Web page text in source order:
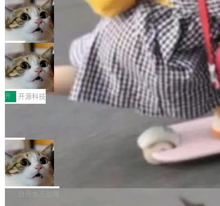
现实 过去两年，CIO们的焦虑清单上多了两项：
一是如何让大模型和智能体应用安全地从PoC走
向生产，二是如何让测试团队跟得上AI应用...
设置，如果用布尔值 + 可空字段来表示——bool
ean 表示是否可切换，nullable 的默认模式、浅
色方案、深色方案——会产生大量无意义的组
合。方案缺了、配置冲突了、全 null 了。要知道
哪些组合有效，作者说，你得靠"文档、校验、或
者部落知识"。 换个写法。Rust 的 enum，两个
变体：Switchable...
个"AI 知识库 + 聊天机器人"——每个大厂都在
做，没什么新鲜的。 但 Kenton Varda 在 Twitte
r 上把事情说清楚了： 今天我们发布了 Cloudfla
re OS，一个带连接器的聊天机器人，跟其他所
有科技公司做的一样。只不过，实际上它不一
样。这是 Sandstorm.io 的重制版，我十年前的
那个创业公司。不同的是，这次它构建在 Cloudf
lare Workers 上——我花了九年时间搭建的平台
——并且深度集成了 AI。这基本上是我十年秘密
Deno 团队开源 Celld，可自托管的分
布式 Durable Objects
Ryan Dahl 领导的 Deno 团队推出了最新开源项
目 Celld，一个能在自己机器上运行 Cloudflare
Workers 和 Durable Objects 的守护进程。 设
计思路很直接：每个对象是一个独立的 SQLite
数据库，按名称寻址，复制到你自己的 S3 兼容
存储库里。节点之间只通过这个存储库协调——
没有控制平面，没有共识协议。每个对象自带一
个小型数据库，应用天然按分片构建，单个数据
库的竞争和爆炸半径问题在设计层面就被消除
了。 闲置的 cell 会休眠到几乎不占资源。当 cel
l 迁移或唤醒时，新宿主从 S3 恢复 SQLite 数据
库继续执行。存储库是持久化的唯一真相...
局
鲁大师7月新机性能/流畅/AI榜：vivo夺
性能、流畅双第一，三星Galaxy Z系列
新折叠缺席
2026年7月的手机市场，由于存储等硬件成本暴
增，手机厂商的日子也不好过啊，新机速度明显
放缓，因此硝烟味淡了许多。新机参数规格除开
高价的三星折叠（三星Galaxy Z Fold8 Ultra / Z
Fold8 / Z Flip8）外，其余要么是中低端机器，
例如iQOO Z11i、REDMI Note 17、REDMI No
te 17 Pro、OPPO K15，要么是vivo X300 E这
样的次旗舰。 Galaxy Z Fold8 Ultra / Z Fold8 /
Z Flip8三款折叠屏新机均在7月22日发布，且全
部搭载骁龙8 Elite Gen5 for Galaxy，它们本该
开 开源科技
Zed 编辑器团队发布了新项目——DeltaDB，一
个在 git commit 之间记录每一次编辑操作的版
本控制系统。目前处于 Early Access 阶段。 De
ltaDB 的核心思路直接写在 landing page 最显
眼的位置：「Software is made between com
mits」——软件是在 commit 之间写出来的。git
局
SpaceXAI 单季资本开支达 183 亿美元
根据风险投资人Tomer Tunguz 博客（VC 分
析）披露的最新分析与第二季度业绩报告，Spac
白开水不加糖